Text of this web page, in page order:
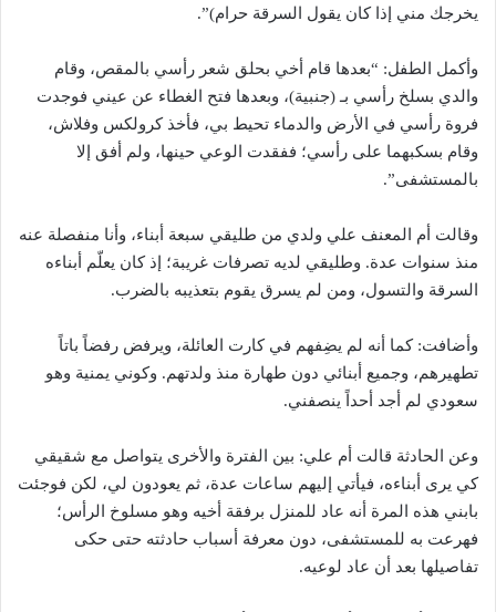
يخرجك مني إذا كان يقول السرقة حرام)”.
وأكمل الطفل: “بعدها قام أخي بحلق شعر رأسي بالمقص، وقام
والدي بسلخ رأسي بـ (جنبية)، وبعدها فتح الغطاء عن عيني فوجدت
فروة رأسي في الأرض والدماء تحيط بي، فأخذ كرولكس وفلاش،
وقام بسكبهما على رأسي؛ ففقدت الوعي حينها، ولم أفق إلا
بالمستشفى”.
وقالت أم المعنف علي ولدي من طليقي سبعة أبناء، وأنا منفصلة عنه
منذ سنوات عدة. وطليقي لديه تصرفات غريبة؛ إذ كان يعلّم أبناءه
السرقة والتسول، ومن لم يسرق يقوم بتعذيبه بالضرب.
وأضافت: كما أنه لم يضِفهم في كارت العائلة، ويرفض رفضاً باتاً
تطهيرهم، وجميع أبنائي دون طهارة منذ ولدتهم. وكوني يمنية وهو
سعودي لم أجد أحداً ينصفني.
وعن الحادثة قالت أم علي: بين الفترة والأخرى يتواصل مع شقيقي
كي يرى أبناءه، فيأتي إليهم ساعات عدة، ثم يعودون لي، لكن فوجئت
بابني هذه المرة أنه عاد للمنزل برفقة أخيه وهو مسلوخ الرأس؛
فهرعت به للمستشفى، دون معرفة أسباب حادثته حتى حكى
تفاصيلها بعد أن عاد لوعيه.